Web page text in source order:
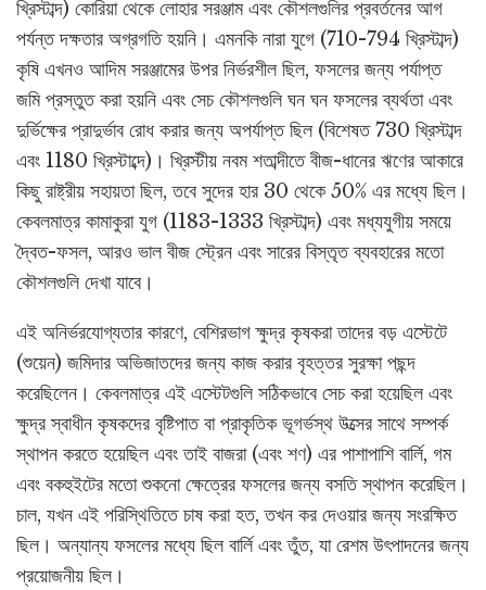
খ্রিস্টাব্দ) কোরিয়া থেকে লোহার সরঞ্জাম এবং কৌশলগুলির প্রবর্তনের আগ
পর্যন্ত দক্ষতার অগ্রগতি হয়নি। এমনকি নারা যুগে (710-794 খ্রিস্টাব্দ)
কৃষি এখনও আদিম সরঞ্জামের উপর নির্ভরশীল ছিল, ফসলের জন্য পর্যাপ্ত
জমি প্রস্তুত করা হয়নি এবং সেচ কৌশলগুলি ঘন ঘন ফসলের ব্যর্থতা এবং
দুর্ভিক্ষের প্রাদুর্ভাব রোধ করার জন্য অপর্যাপ্ত ছিল (বিশেষত 730 খ্রিস্টাব্দ
এবং 1180 খ্রিস্টাব্দে)। খ্রিস্টীয় নবম শতাব্দীতে বীজ-ধানের ঋণের আকারে
কিছু রাষ্ট্রীয় সহায়তা ছিল, তবে সুদের হার 30 থেকে 50% এর মধ্যে ছিল।
কেবলমাত্র কামাকুরা যুগ (1183-1333 খ্রিস্টাব্দ) এবং মধ্যযুগীয় সময়ে
দ্বৈত-ফসল, আরও ভাল বীজ স্ট্রেন এবং সারের বিস্তৃত ব্যবহারের মতো
কৌশলগুলি দেখা যাবে।
এই অনির্ভরযোগ্যতার কারণে, বেশিরভাগ ক্ষুদ্র কৃষকরা তাদের বড় এস্টেটে
(শুয়েন) জমিদার অভিজাতদের জন্য কাজ করার বৃহত্তর সুরক্ষা পছন্দ
করেছিলেন। কেবলমাত্র এই এস্টেটগুলি সঠিকভাবে সেচ করা হয়েছিল এবং
ক্ষুদ্র স্বাধীন কৃষকদের বৃষ্টিপাত বা প্রাকৃতিক ভূগর্ভস্থ উত্সের সাথে সম্পর্ক
স্থাপন করতে হয়েছিল এবং তাই বাজরা (এবং শণ) এর পাশাপাশি বার্লি, গম
এবং বকহুইটের মতো শুকনো ক্ষেত্রের ফসলের জন্য বসতি স্থাপন করেছিল।
চাল, যখন এই পরিস্থিতিতে চাষ করা হত, তখন কর দেওয়ার জন্য সংরক্ষিত
ছিল। অন্যান্য ফসলের মধ্যে ছিল বার্লি এবং তুঁত, যা রেশম উৎপাদনের জন্য
প্রয়োজনীয় ছিল।